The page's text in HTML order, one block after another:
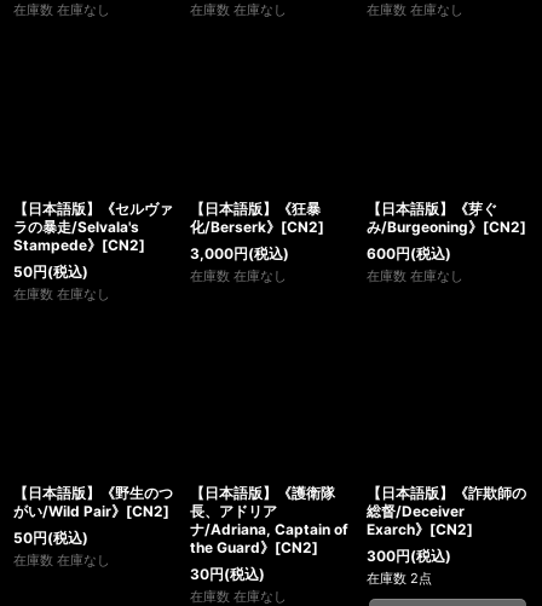
在庫数 在庫なし 在庫数 在庫なし 在庫数 在庫なし
【日本語版】《セルヴァ
ラの暴走/Selvala's
Stampede》[CN2]
50円(税込)
在庫数 在庫なし
【日本語版】《狂暴
化/Berserk》[CN2]
3,000円(税込)
在庫数 在庫なし
【日本語版】《芽ぐ
み/Burgeoning》[CN2]
600円(税込)
在庫数 在庫なし
【日本語版】《野生のつ
がい/Wild Pair》[CN2]
50円(税込)
在庫数 在庫なし
【日本語版】《護衛隊
長、アドリア
ナ/Adriana, Captain of
the Guard》[CN2]
30円(税込)
在庫数 在庫なし
【日本語版】《詐欺師の
総督/Deceiver
Exarch》[CN2]
300円(税込)
在庫数 2点